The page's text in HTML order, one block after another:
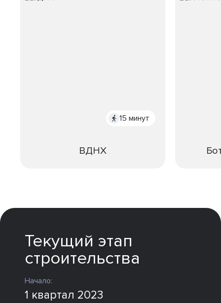
15 минут
ВДНХ
Текущий этап
строительства
Начало:
1 квартал 2023